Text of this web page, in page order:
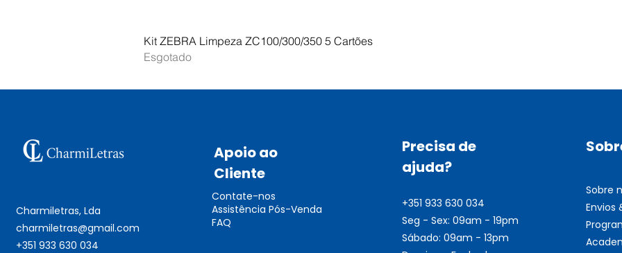
Kit ZEBRA Limpeza ZC100/300/350 5 Cartões
Esgotado
Charmiletras, Lda
charmiletras@gmail.com
+351 933 630 034
Apoio ao
Cliente
Contate-nos
Assistência Pós-Venda
FAQ
Precisa de
ajuda?
+351 933 630 034
Seg - Sex: 09am - 19pm
Sábado: 09am - 13pm
Sobre
Envios